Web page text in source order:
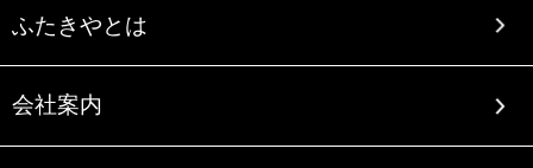
ふたきやとは
会社案内